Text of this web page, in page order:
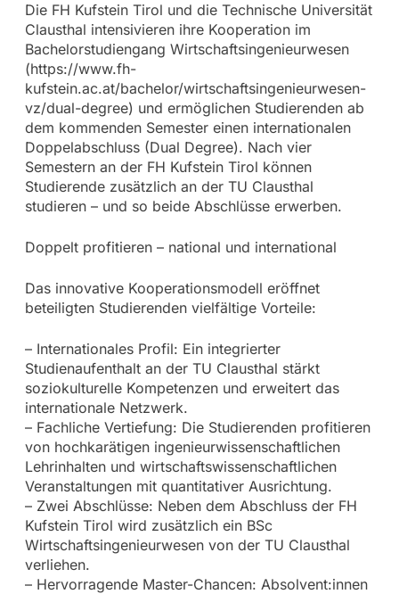
Die FH Kufstein Tirol und die Technische Universität
Clausthal intensivieren ihre Kooperation im
Bachelorstudiengang Wirtschaftsingenieurwesen
(https://www.fh-
kufstein.ac.at/bachelor/wirtschaftsingenieurwesen-
vz/dual-degree) und ermöglichen Studierenden ab
dem kommenden Semester einen internationalen
Doppelabschluss (Dual Degree). Nach vier
Semestern an der FH Kufstein Tirol können
Studierende zusätzlich an der TU Clausthal
studieren – und so beide Abschlüsse erwerben.
Doppelt profitieren – national und international
Das innovative Kooperationsmodell eröffnet
beteiligten Studierenden vielfältige Vorteile:
– Internationales Profil: Ein integrierter
Studienaufenthalt an der TU Clausthal stärkt
soziokulturelle Kompetenzen und erweitert das
internationale Netzwerk.
– Fachliche Vertiefung: Die Studierenden profitieren
von hochkarätigen ingenieurwissenschaftlichen
Lehrinhalten und wirtschaftswissenschaftlichen
Veranstaltungen mit quantitativer Ausrichtung.
– Zwei Abschlüsse: Neben dem Abschluss der FH
Kufstein Tirol wird zusätzlich ein BSc
Wirtschaftsingenieurwesen von der TU Clausthal
verliehen.
– Hervorragende Master-Chancen: Absolvent:innen